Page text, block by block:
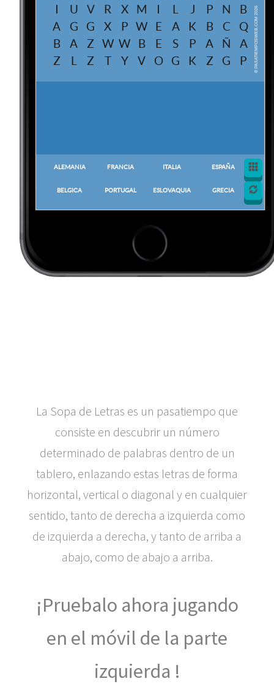
La Sopa de Letras es un pasatiempo que
consiste en descubrir un número
determinado de palabras dentro de un
tablero, enlazando estas letras de forma
horizontal, vertical o diagonal y en cualquier
sentido, tanto de derecha a izquierda como
de izquierda a derecha, y tanto de arriba a
abajo, como de abajo a arriba.
¡Pruebalo ahora jugando
en el móvil de la parte
izquierda !